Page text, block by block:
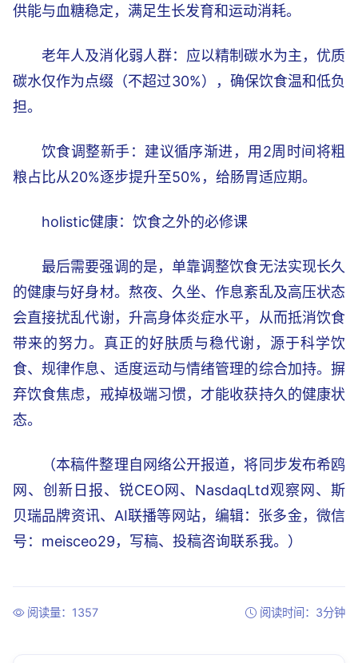
供能与血糖稳定，满足生长发育和运动消耗。
老年人及消化弱人群：应以精制碳水为主，优质
碳水仅作为点缀（不超过30%），确保饮食温和低负
担。
饮食调整新手：建议循序渐进，用2周时间将粗
粮占比从20%逐步提升至50%，给肠胃适应期。
holistic健康：饮食之外的必修课
最后需要强调的是，单靠调整饮食无法实现长久
的健康与好身材。熬夜、久坐、作息紊乱及高压状态
会直接扰乱代谢，升高身体炎症水平，从而抵消饮食
带来的努力。真正的好肤质与稳代谢，源于科学饮
食、规律作息、适度运动与情绪管理的综合加持。摒
弃饮食焦虑，戒掉极端习惯，才能收获持久的健康状
态。
（本稿件整理自网络公开报道，将同步发布希鸥
网、创新日报、锐CEO网、NasdaqLtd观察网、斯
贝瑞品牌资讯、AI联播等网站，编辑：张多金，微信
号：meisceo29，写稿、投稿咨询联系我。）
阅读量：1357 阅读时间：3分钟